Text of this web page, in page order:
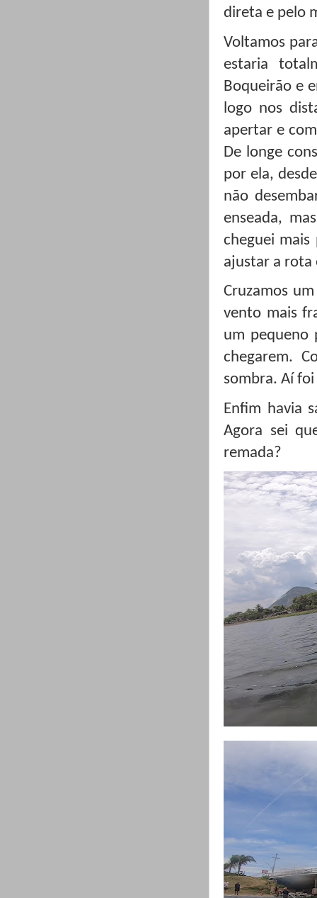
direta e pelo
Voltamos
estaria
Boqueirão e
logo nos
apertar e
De longe
por ela,
não
enseada,
cheguei
ajustar a rota
Cruzamos
vento mais
um pequeno
chegarem.
sombra. Aí
Enfim havia
Agora sei
remada?